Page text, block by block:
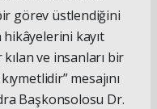
görev üstlendiğini
kayıt
ve insanları bir
mesajını
Başkonsolosu Dr.